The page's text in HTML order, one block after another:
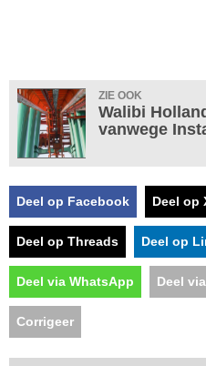
ZIE OOK
Walibi
vanwege
Deel op Facebook Deel op
Deel op Threads Deel op
Deel via WhatsApp Deel
Corrigeer